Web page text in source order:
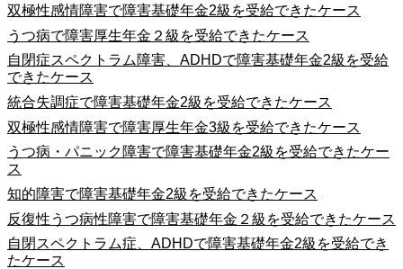
双極性感情障害で障害基礎年金2級を受給できたケース
うつ病で障害厚生年金２級を受給できたケース
自閉症スペクトラム障害、ADHDで障害基礎年金2級を受給
できたケース
統合失調症で障害基礎年金2級を受給できたケース
双極性感情障害で障害厚生年金3級を受給できたケース
うつ病・パニック障害で障害基礎年金2級を受給できたケー
ス
知的障害で障害基礎年金2級を受給できたケース
反復性うつ病性障害で障害基礎年金２級を受給できたケース
自閉スペクトラム症、ADHDで障害基礎年金2級を受給でき
たケース